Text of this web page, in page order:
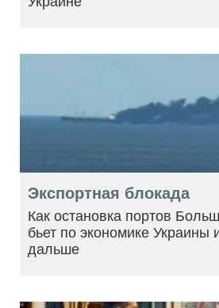
Экспортная блокада
Как остановка портов
бьет по экономике Украины
дальше